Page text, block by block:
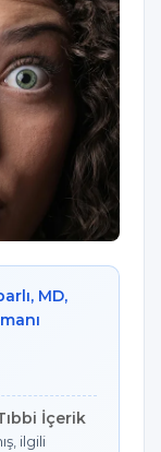
MD,
İçerik
ilgili